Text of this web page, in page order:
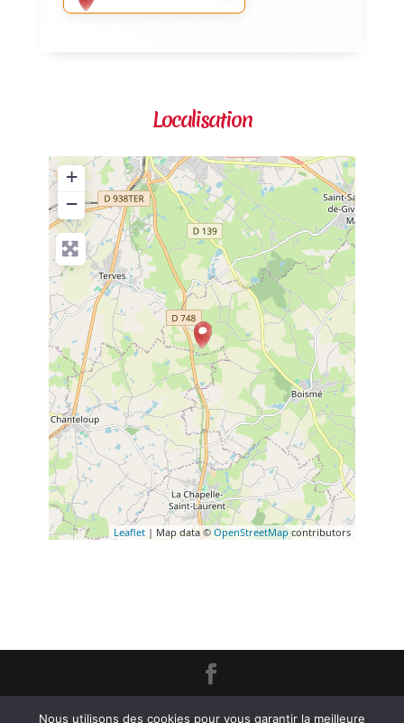
Localisation
+
−
Leaflet | Map data ©OpenStreetMap contributors
Nous utilisons des cookies pour vous garantir la meilleure